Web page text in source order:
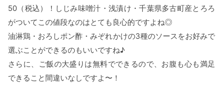
50（税込）！しじみ味噌汁・浅漬け・千葉県多古町産とろろ
がついてこの値段なのはとても良心的ですよね◎
油淋鶏・おろしポン酢・みぞれかけの3種のソースをお好みで
選ぶことができるのもいいですね♪
さらに、ご飯の大盛りは無料でできるので、お腹も心も満足
できること間違いなしですよ〜！